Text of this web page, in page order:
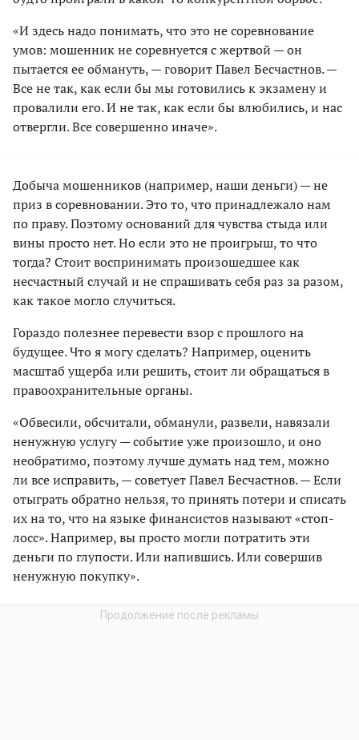
«И здесь надо понимать, что это не соревнование
умов: мошенник не соревнуется с жертвой — он
пытается ее обмануть, — говорит Павел Бесчастнов. —
Все не так, как если бы мы готовились к экзамену и
провалили его. И не так, как если бы влюбились, и нас
отвергли. Все совершенно иначе».
Добыча мошенников (например, наши деньги) — не
приз в соревновании. Это то, что принадлежало нам
по праву. Поэтому оснований для чувства стыда или
вины просто нет. Но если это не проигрыш, то что
тогда? Стоит воспринимать произошедшее как
несчастный случай и не спрашивать себя раз за разом,
как такое могло случиться.
Гораздо полезнее перевести взор с прошлого на
будущее. Что я могу сделать? Например, оценить
масштаб ущерба или решить, стоит ли обращаться в
правоохранительные органы.
«Обвесили, обсчитали, обманули, развели, навязали
ненужную услугу — событие уже произошло, и оно
необратимо, поэтому лучше думать над тем, можно
ли все исправить, — советует Павел Бесчастнов. — Если
отыграть обратно нельзя, то принять потери и списать
их на то, что на языке финансистов называют «стоп-
лосс». Например, вы просто могли потратить эти
деньги по глупости. Или напившись. Или совершив
ненужную покупку».